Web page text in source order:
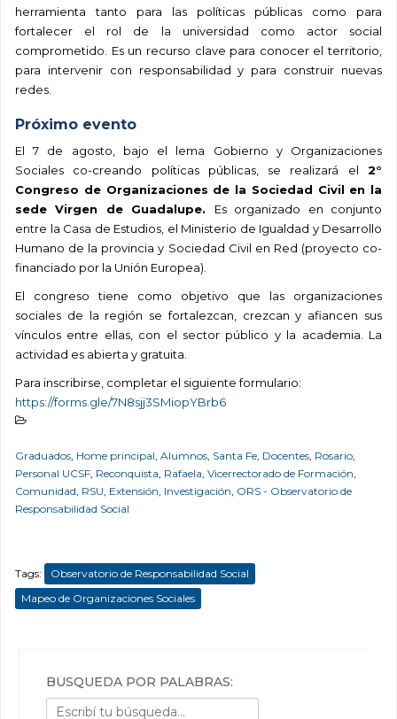
herramienta tanto para las políticas públicas como para
fortalecer el rol de la universidad como actor social
comprometido. Es un recurso clave para conocer el territorio,
para intervenir con responsabilidad y para construir nuevas
redes.
Próximo evento
El 7 de agosto, bajo el lema Gobierno y Organizaciones
Sociales co-creando políticas públicas, se realizará el 2°
Congreso de Organizaciones de la Sociedad Civil en la
sede Virgen de Guadalupe. Es organizado en conjunto
entre la Casa de Estudios, el Ministerio de Igualdad y Desarrollo
Humano de la provincia y Sociedad Civil en Red (proyecto co-
financiado por la Unión Europea).
El congreso tiene como objetivo que las organizaciones
sociales de la región se fortalezcan, crezcan y afiancen sus
vínculos entre ellas, con el sector público y la academia. La
actividad es abierta y gratuita.
Para inscribirse, completar el siguiente formulario:
https://forms.gle/7N8sjj3SMiopYBrb6
Graduados, Home principal, Alumnos, Santa Fe, Docentes, Rosario,
Personal UCSF, Reconquista, Rafaela, Vicerrectorado de Formación,
Comunidad, RSU, Extensión, Investigación, ORS - Observatorio de
Responsabilidad Social
Tags:
Observatorio de Responsabilidad Social
Mapeo de Organizaciones Sociales
BÚSQUEDA POR PALABRAS: